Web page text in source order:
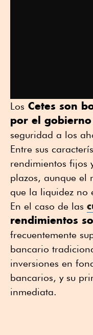
Los Cetes son
por el
seguridad a los
Entre sus
rendimientos fijos
plazos, aunque el
que la liquidez no
En el caso de las
rendimientos
frecuentemente
bancario
inversiones en
bancarios, y su
inmediata.